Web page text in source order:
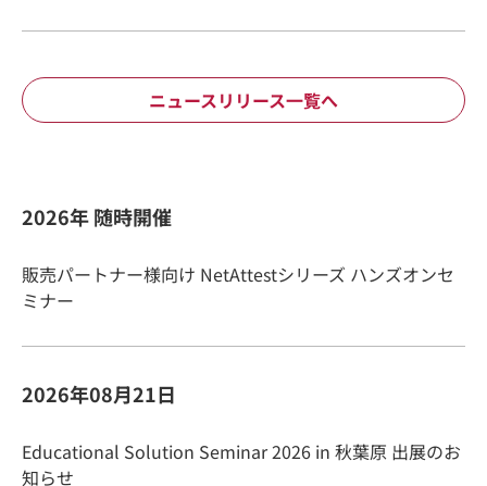
ニュースリリース一覧へ
2026年 随時開催
販売パートナー様向け NetAttestシリーズ ハンズオンセ
ミナー
2026年08月21日
Educational Solution Seminar 2026 in 秋葉原 出展のお
知らせ